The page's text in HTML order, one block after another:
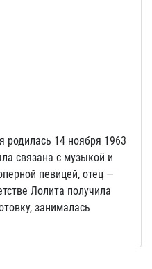
14 ноября 1963
связана с музыкой и
певицей, отец —
Лолита получила
занималась